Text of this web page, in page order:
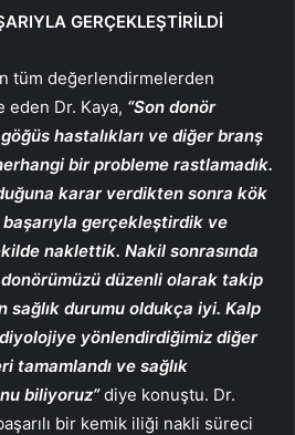
GERÇEKLEŞTİRİLDİ
tüm değerlendirmelerden
Dr. Kaya, “Son donör
hastalıkları ve diğer branş
bir probleme rastlamadık.
karar verdikten sonra kök
gerçekleştirdik ve
naklettik. Nakil sonrasında
donörümüzü düzenli olarak takip
sağlık durumu oldukça iyi. Kalp
yönlendirdiğimiz diğer
tamamlandı ve sağlık
biliyoruz”diye konuştu. Dr.
bir kemik iliği nakli süreci